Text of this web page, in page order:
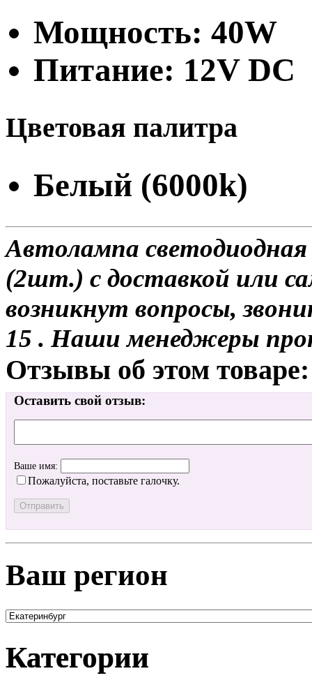
Мощность: 40W
Питание: 12V DC
Цветовая палитра
Белый (6000k)
Автолампа
(2шт.) с доставкой или
возникнут вопросы,
15 . Наши менеджеры
Отзывы об этом товаре:
Оставить свой отзыв:
Ваше имя:
Пожалуйста, поставьте галочку.
Ваш регион
Категории